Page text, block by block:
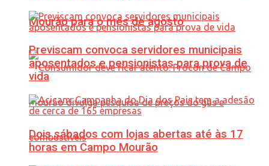
Mourão para o mês de agosto
Previscam convoca servidores municipais
aposentados e pensionistas para prova de
vida
Dois sábados com lojas abertas até às 17
horas em Campo Mourão